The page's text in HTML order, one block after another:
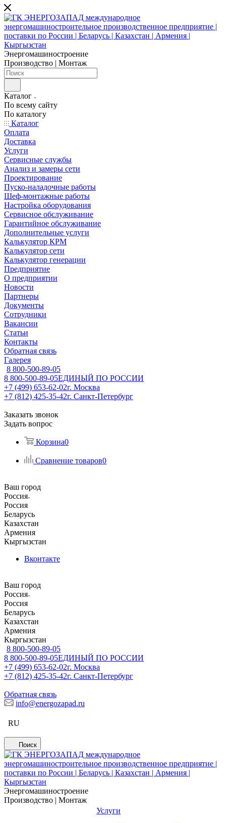
Энергомашиностроение
Производство | Монтаж
Каталог
По всему сайту
По каталогу
Каталог
Оплата
Доставка
Услуги
Сервисные службы
Анализ и замеры сети
Проектирование
Пуско-наладочные работы
Шеф-монтажные работы
Настройка оборудования
Сервисное обслуживание
Гарантийное обслуживание
Дополнительные услуги
Калькулятор КРМ
Калькулятор сети
Калькулятор генерации
Предприятие
О предприятии
Новости
Партнеры
Документы
Сотрудники
Вакансии
Статьи
Контакты
Обратная связь
Галерея
8 800-500-89-05
8 800-500-89-05ЕДИНЫЙ ПО РОССИИ
+7 (499) 653-62-02г. Москва
+7 (812) 425-35-42г. Санкт-Петербург
Заказать звонок
Задать вопрос
Корзина0
Сравнение товаров0
Ваш город
Россия
Россия
Беларусь
Казахстан
Армения
Кыргызстан
Вконтакте
Ваш город
Россия
Россия
Беларусь
Казахстан
Армения
Кыргызстан
8 800-500-89-05
8 800-500-89-05ЕДИНЫЙ ПО РОССИИ
+7 (499) 653-62-02г. Москва
+7 (812) 425-35-42г. Санкт-Петербург
Обратная связь
info@energozapad.ru
RU
Поиск
Энергомашиностроение
Производство | Монтаж
Услуги